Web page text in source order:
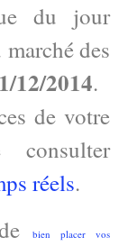
du jour
des
12/2014.
de votre
consulter
réels.
bien placer vos